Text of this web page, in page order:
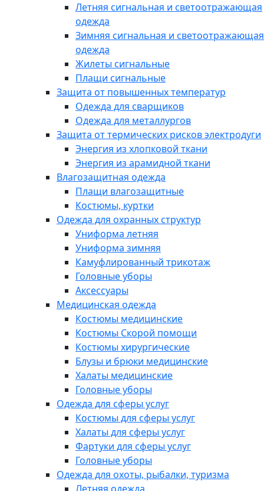
Летняя сигнальная и светоотражающая
одежда
Зимняя сигнальная и светоотражающая
одежда
Жилеты сигнальные
Плащи сигнальные
Защита от повышенных температур
Одежда для сварщиков
Одежда для металлургов
Защита от термических рисков электродуги
Энергия из хлопковой ткани
Энергия из арамидной ткани
Влагозащитная одежда
Плащи влагозащитные
Костюмы, куртки
Одежда для охранных структур
Униформа летняя
Униформа зимняя
Камуфлированный трикотаж
Головные уборы
Аксессуары
Медицинская одежда
Костюмы медицинские
Костюмы Скорой помощи
Костюмы хирургические
Блузы и брюки медицинские
Халаты медицинские
Головные уборы
Одежда для сферы услуг
Костюмы для сферы услуг
Халаты для сферы услуг
Фартуки для сферы услуг
Головные уборы
Одежда для охоты, рыбалки, туризма